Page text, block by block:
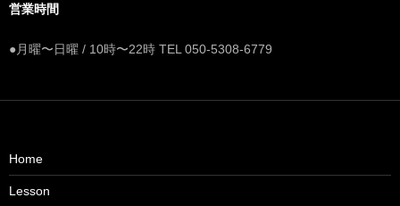
営業時間
●月曜〜日曜 / 10時〜22時 TEL 050-5308-6779
Home
Lesson